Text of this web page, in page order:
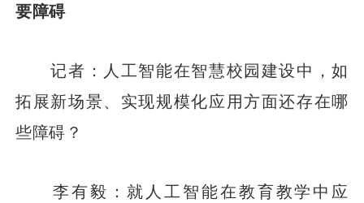
要障碍
记者：人工智能在智慧校园建设中，如
拓展新场景、实现规模化应用方面还存在哪
些障碍？
李有毅：就人工智能在教育教学中应